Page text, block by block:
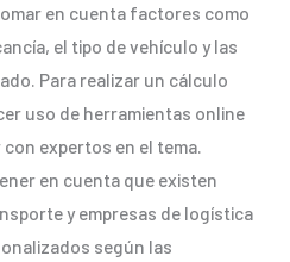
en cuenta factores como
el tipo de vehículo y las
Para realizar un cálculo
uso de herramientas online
expertos en el tema.
en cuenta que existen
y empresas de logística
según las